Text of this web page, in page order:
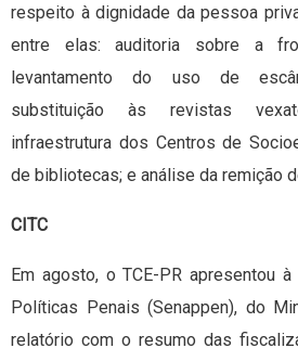
respeito à dignidade da pessoa
entre elas: auditoria sobre a
levantamento do uso de
substituição às revistas
infraestrutura dos Centros de
de bibliotecas; e análise da remição
CITC
Em agosto, o TCE-PR apresentou
Políticas Penais (Senappen), do
relatório com o resumo das